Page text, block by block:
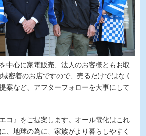
中心に家電販売、法人のお客様ともお取
密着のお店ですので、売るだけではなく
案など、アフターフォローを大事にして
コ』をご提案します。オール電化はこれ
、地球の為に、家族がより暮らしやすく